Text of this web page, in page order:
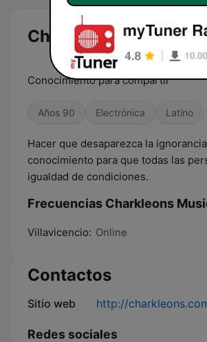
Charkleons Music en
Conocimiento para compartir
Años 90 Electrónica Latino
Hacer que desaparezca la
conocimiento para que todas las
igualdad de condiciones.
Frecuencias Charkleons
Villavicencio: Online
Contactos
Sitio web http://
Redes sociales